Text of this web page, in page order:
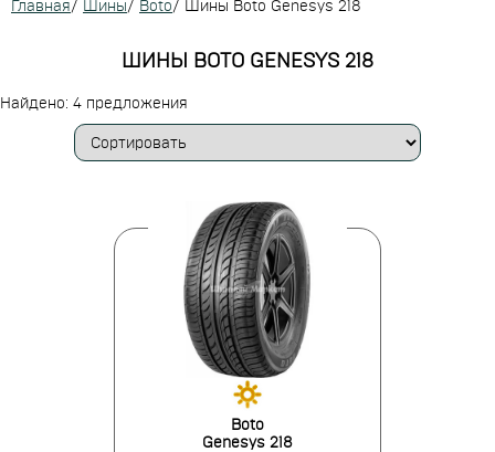
Главная/ Шины/ Boto/ Шины Boto Genesys 218
ШИНЫ BOTO GENESYS 218
Найдено: 4 предложения
Boto
Genesys 218